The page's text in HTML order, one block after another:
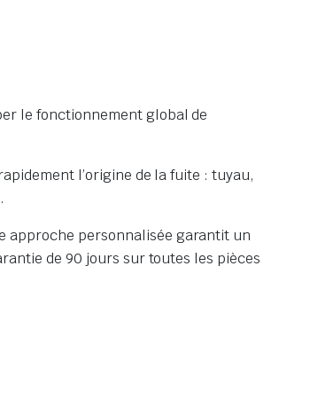
le fonctionnement global de
l’origine de la fuite : tuyau,
approche personnalisée garantit un
de 90 jours sur toutes les pièces